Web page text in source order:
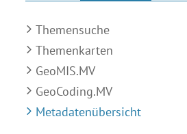
Themensuche
Themenkarten
GeoMIS.MV
GeoCoding.MV
Metadatenübersicht